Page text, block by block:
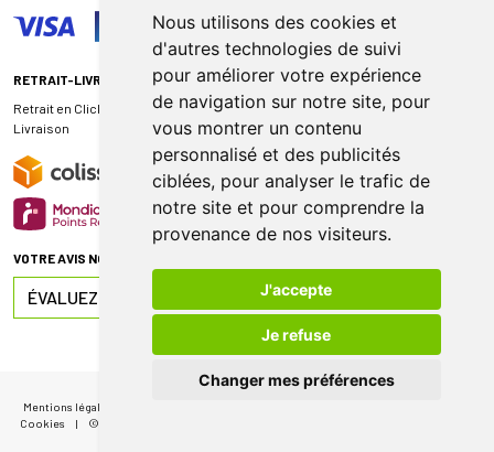
Nous utilisons des cookies et
d'autres technologies de suivi
pour améliorer votre expérience
de navigation sur notre site, pour
vous montrer un contenu
personnalisé et des publicités
ciblées, pour analyser le trafic de
notre site et pour comprendre la
provenance de nos visiteurs.
J'accepte
Je refuse
Changer mes préférences
RETRAIT-LIVRAISON
Retrait en Click & Collect
Livraison
VOTRE AVIS NOUS INTÉRESSE
ÉVALUEZ-NOUS SUR
Mentions légales
Cookies
| © 2026 Pharmacie de Sauternes